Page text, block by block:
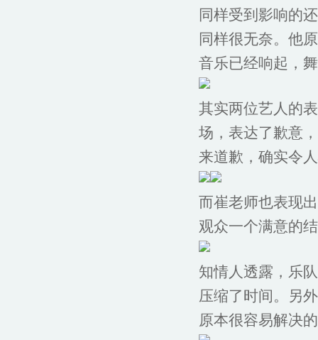
同样受到影响的
同样很无奈。他
音乐已经响起，
其实两位艺人的
场，表达了歉意
来道歉，确实令
而崔老师也表现
观众一个满意的
知情人透露，乐
压缩了时间。另
原本很容易解决